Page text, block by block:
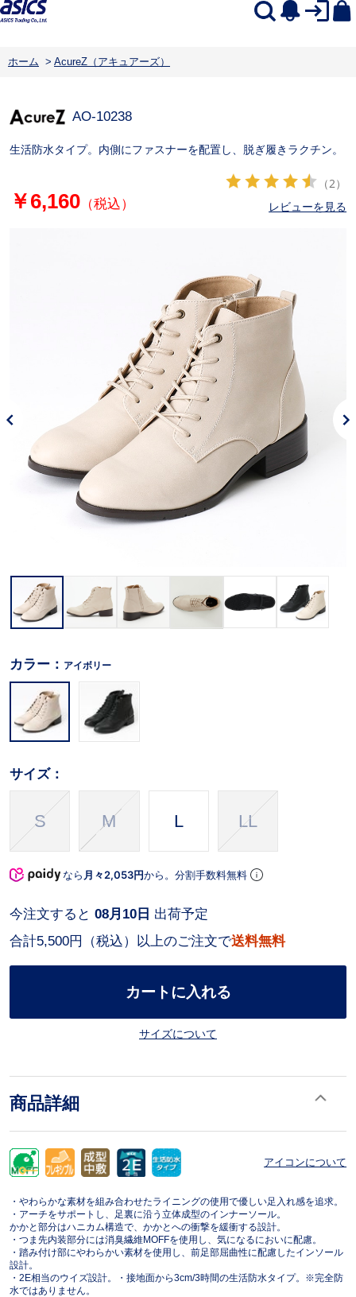
ホーム > AcureZ（アキュアーズ）
AO-10238
生活防水タイプ。内側にファスナーを配置し、脱ぎ履きラクチン。
￥6,160（税込）
（2）
レビューを見る
カラー： アイボリー
サイズ：
S M L LL
なら 月々2,053円から。分割手数料無料
合計5,500円（税込）以上のご注文で送料無料
今注文すると 08月10日 出荷予定
カートに入れる
サイズについて
商品詳細
アイコンについて
・やわらかな素材を組み合わせたライニングの使用で優しい足入れ感を追求。
・アーチをサポートし、足裏に沿う立体成型のインナーソール。
かかと部分はハニカム構造で、かかとへの衝撃を緩衝する設計。
・つま先内装部分には消臭繊維MOFFを使用し、気になるにおいに配慮。
・踏み付け部にやわらかい素材を使用し、前足部屈曲性に配慮したインソール
設計。
・2E相当のウイズ設計。・接地面から3cm/3時間の生活防水タイプ。※完全防
水ではありません。